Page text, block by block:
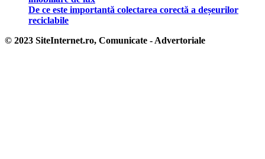
De ce este importantă colectarea corectă a deșeurilor
reciclabile
© 2023 SiteInternet.ro, Comunicate - Advertoriale